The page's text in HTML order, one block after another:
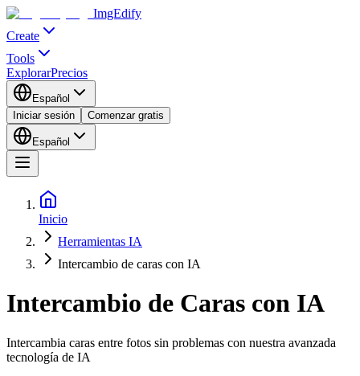
ImgEdify
Create
Tools
ExplorarPrecios
Español
Iniciar sesión
Comenzar gratis
Español
Inicio
Herramientas IA
Intercambio de caras con IA
Intercambio de Caras con IA
Intercambia caras entre fotos sin problemas con nuestra avanzada
tecnología de IA